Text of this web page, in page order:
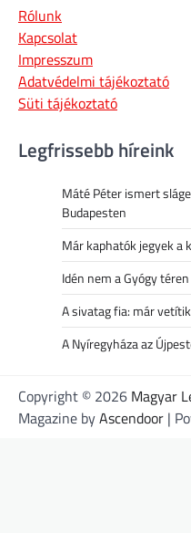
Rólunk
Kapcsolat
Impresszum
Adatvédelmi tájékoztató
Süti tájékoztató
Legfrissebb híreink
Máté Péter ismert
Budapesten
Már kaphatók jegyek a
Idén nem a Gyógy
A sivatag fia: már
A Nyíregyháza az
Copyright © 2026 Magyar
Magazine byAscendoor |